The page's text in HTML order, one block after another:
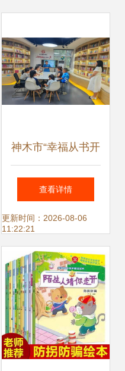
神木市“幸福从书开
始 悦读悦纳自
我”家庭教育读书分
享会圆满举行
查看详情
更新时间：2026-08-06
11:22:21